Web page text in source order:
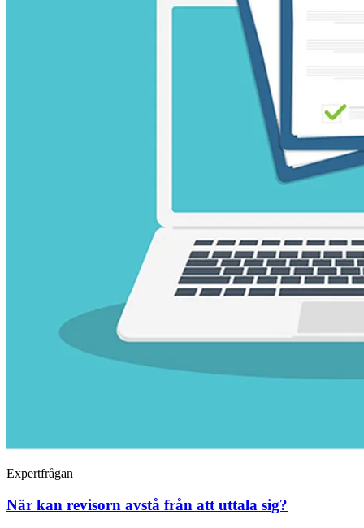
Expertfrågan
När kan revisorn avstå från att uttala sig?